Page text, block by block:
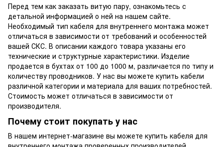
Перед тем как заказать витую пару, ознакомьтесь с
детальной информацией о ней на нашем сайте.
Необходимый тип кабеля для внутреннего монтажа может
отличаться в зависимости от требований и особенностей
вашей СКС. В описании каждого товара указаны его
технические и структурные характеристики. Изделие
продается в бухтах от 100 до 1000 м, различается по типу и
количеству проводников. У нас вы можете купить кабели
различной категории и материала для ваших потребностей.
Стоимость может отличаться в зависимости от
производителя.
Почему стоит покупать у нас
В нашем интернет-магазине вы можете купить кабеля для